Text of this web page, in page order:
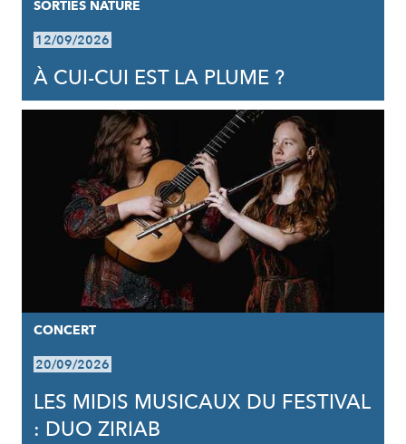
SORTIES NATURE
12/09/2026
À CUI-CUI EST LA PLUME ?
CONCERT
20/09/2026
LES MIDIS MUSICAUX DU FESTIVAL
: DUO ZIRIAB